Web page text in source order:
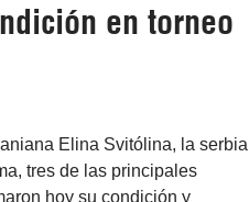
en torneo
Elina Svitólina, la serbia
tres de las principales
hoy su condición y